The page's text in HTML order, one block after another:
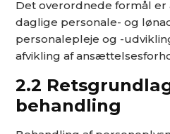
Det overordnede formål
daglige personale- og
personalepleje og -
afvikling af
2.2
behandling